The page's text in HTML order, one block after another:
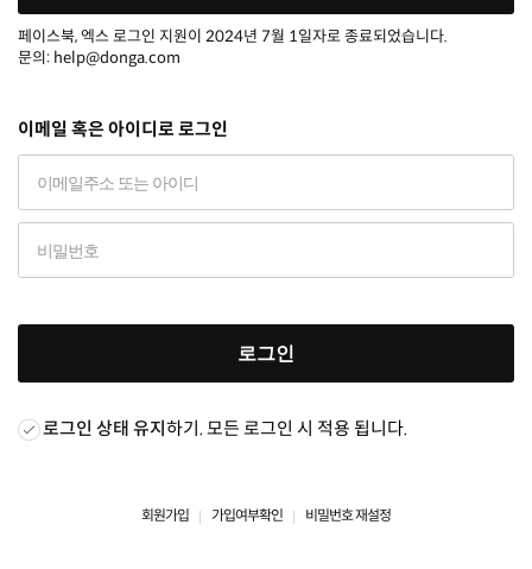
페이스북, 엑스 로그인 지원이 2024년 7월 1일자로 종료되었습니다.
문의: help@donga.com
이메일 혹은 아이디로 로그인
로그인
로그인 상태 유지하기. 모든 로그인 시 적용 됩니다.
회원가입 가입여부확인 비밀번호 재설정